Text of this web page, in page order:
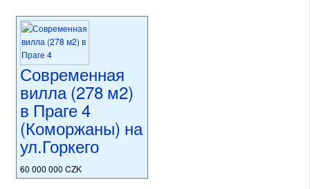
Современная
вилла (278 м2)
в Праге 4
(Коморжаны) на
ул.Горкего
60 000 000 CZK
регион:Прага 4